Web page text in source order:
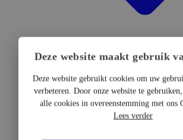
DTF Hardware
DTF Printers
Deze website maakt gebruik
Deze website gebruikt cookies om uw
verbeteren. Door onze website te
alle cookies in overeenstemming met ons
Lees verder